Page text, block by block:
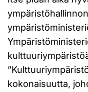
kokonaisuutta,